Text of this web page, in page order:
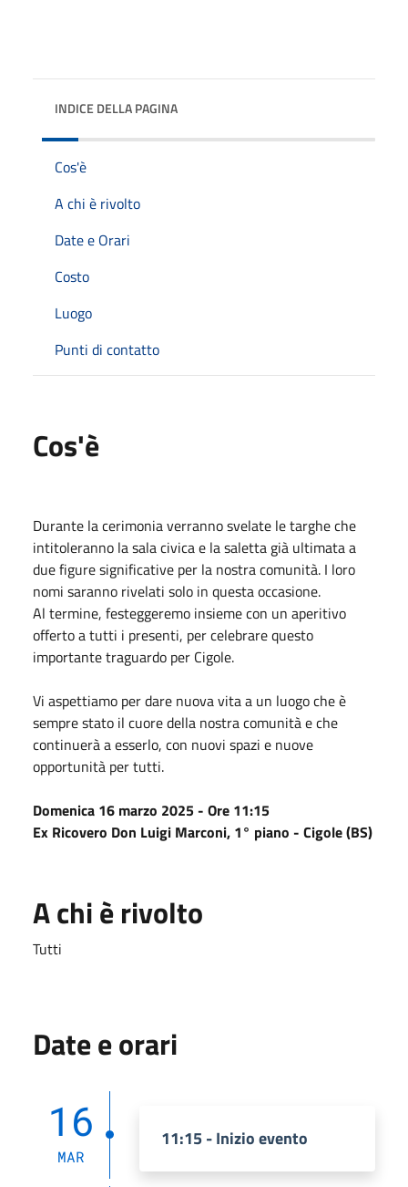
INDICE DELLA PAGINA
Cos'è
A chi è rivolto
Date e Orari
Costo
Luogo
Punti di contatto
Cos'è
Durante la cerimonia verranno svelate le targhe che
intitoleranno la sala civica e la saletta già ultimata a
due figure significative per la nostra comunità. I loro
nomi saranno rivelati solo in questa occasione.
Al termine, festeggeremo insieme con un aperitivo
offerto a tutti i presenti, per celebrare questo
importante traguardo per Cigole.
Vi aspettiamo per dare nuova vita a un luogo che è
sempre stato il cuore della nostra comunità e che
continuerà a esserlo, con nuovi spazi e nuove
opportunità per tutti.
Domenica 16 marzo 2025 - Ore 11:15
Ex Ricovero Don Luigi Marconi, 1° piano - Cigole (BS)
A chi è rivolto
Tutti
Date e orari
16
MAR
11:15 - Inizio evento